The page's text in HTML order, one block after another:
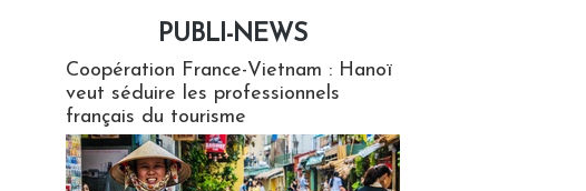
PUBLI-NEWS
Coopération France-Vietnam : Hanoï
veut séduire les professionnels
français du tourisme